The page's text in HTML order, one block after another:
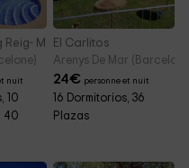
Reig- Mobil Homes
nuit
10
40
El Carlitos
Arenys De Mar
24€ personne et nuit
16 Dormitorios, 36
Plazas